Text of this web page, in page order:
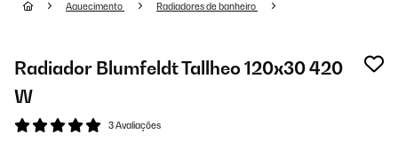
Aquecimento Radiadores de banheiro
Radiador Blumfeldt Tallheo 120x30 420
W
3 Avaliações